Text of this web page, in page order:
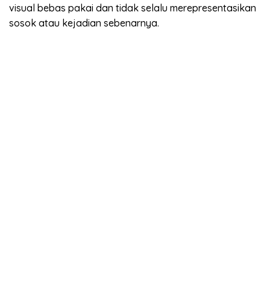
visual bebas pakai dan tidak selalu merepresentasikan
sosok atau kejadian sebenarnya.